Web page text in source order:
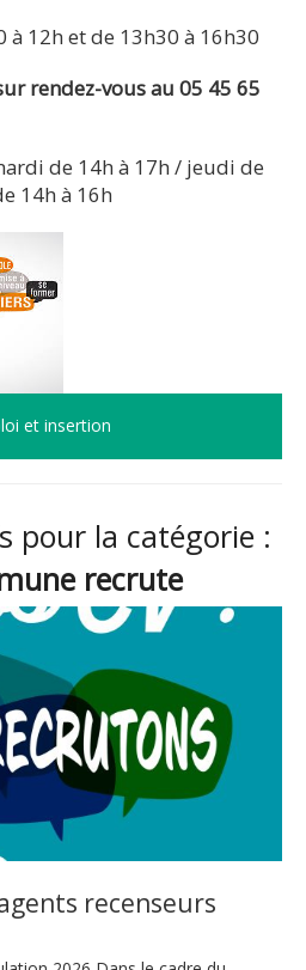
à 12h et de 13h30 à 16h30
rendez-vous au 05 45 65
de 14h à 17h / jeudi de
14h à 16h
et insertion
pour la catégorie :
recrute
recenseurs